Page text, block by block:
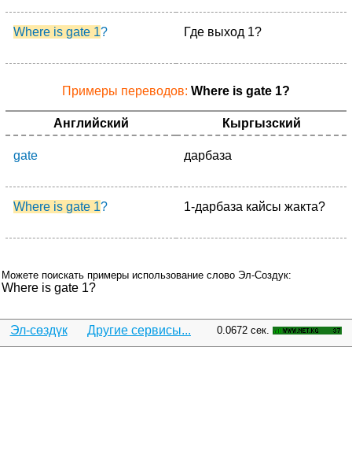
Where is gate 1? Где выход 1?
Примеры переводов: Where is gate 1?
Английский Кыргызский
gate дарбаза
Where is gate 1? 1-дарбаза кайсы жакта?
Можете поискать примеры использование слово Эл-Создук:
Where is gate 1?
Эл-сөздүк Другие сервисы... 0.0672 сек.